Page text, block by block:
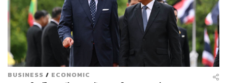
BUSINESS / ECONOMIC